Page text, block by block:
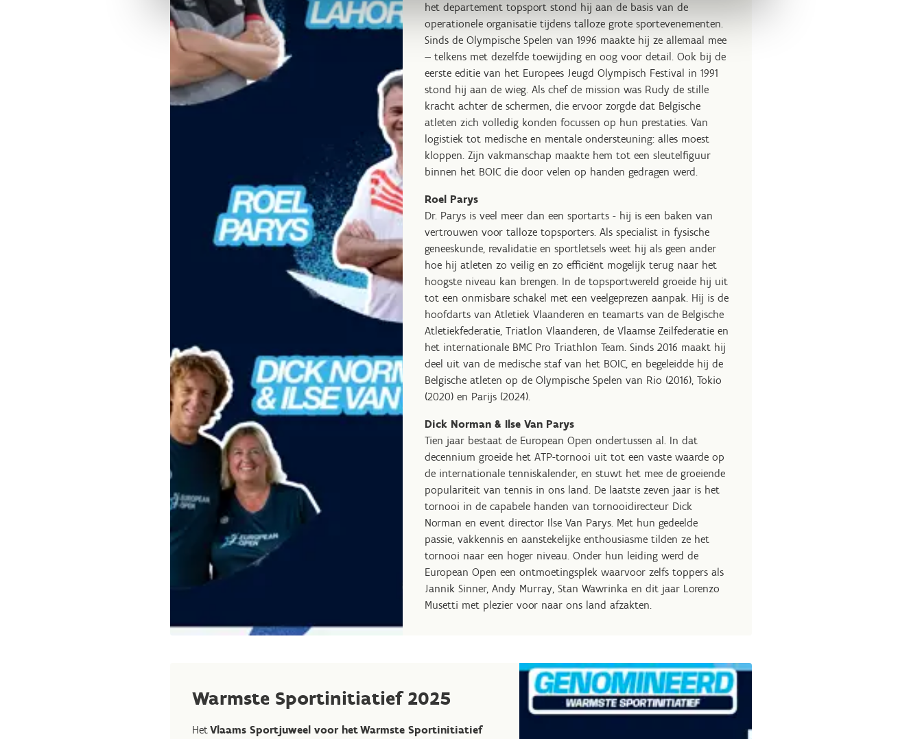
het departement topsport stond hij aan de basis van de
operationele organisatie tijdens talloze grote sportevenementen.
Sinds de Olympische Spelen van 1996 maakte hij ze allemaal mee
— telkens met dezelfde toewijding en oog voor detail. Ook bij de
eerste editie van het Europees Jeugd Olympisch Festival in 1991
stond hij aan de wieg. Als chef de mission was Rudy de stille
kracht achter de schermen, die ervoor zorgde dat Belgische
atleten zich volledig konden focussen op hun prestaties. Van
logistiek tot medische en mentale ondersteuning: alles moest
kloppen. Zijn vakmanschap maakte hem tot een sleutelfiguur
binnen het BOIC die door velen op handen gedragen werd.
Roel Parys
Dr. Parys is veel meer dan een sportarts - hij is een baken van
vertrouwen voor talloze topsporters. Als specialist in fysische
geneeskunde, revalidatie en sportletsels weet hij als geen ander
hoe hij atleten zo veilig en zo efficiënt mogelijk terug naar het
hoogste niveau kan brengen. In de topsportwereld groeide hij uit
tot een onmisbare schakel met een veelgeprezen aanpak. Hij is de
hoofdarts van Atletiek Vlaanderen en teamarts van de Belgische
Atletiekfederatie, Triatlon Vlaanderen, de Vlaamse Zeilfederatie en
het internationale BMC Pro Triathlon Team. Sinds 2016 maakt hij
deel uit van de medische staf van het BOIC, en begeleidde hij de
Belgische atleten op de Olympische Spelen van Rio (2016), Tokio
(2020) en Parijs (2024).
Dick Norman & Ilse Van Parys
Tien jaar bestaat de European Open ondertussen al. In dat
decennium groeide het ATP-tornooi uit tot een vaste waarde op
de internationale tenniskalender, en stuwt het mee de groeiende
populariteit van tennis in ons land. De laatste zeven jaar is het
tornooi in de capabele handen van tornooidirecteur Dick
Norman en event director Ilse Van Parys. Met hun gedeelde
passie, vakkennis en aanstekelijke enthousiasme tilden ze het
tornooi naar een hoger niveau. Onder hun leiding werd de
European Open een ontmoetingsplek waarvoor zelfs toppers als
Jannik Sinner, Andy Murray, Stan Wawrinka en dit jaar Lorenzo
Musetti met plezier voor naar ons land afzakten.
Warmste Sportinitiatief 2025
HetVlaams Sportjuweel voor het Warmste Sportinitiatief